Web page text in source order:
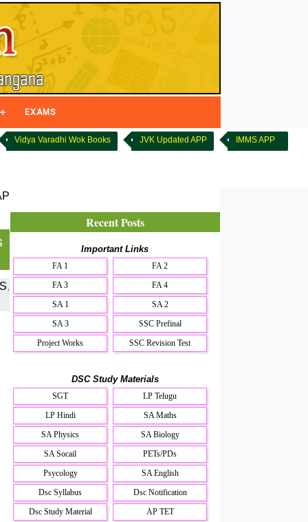
EXAMS
Vidya Varadhi Wok Books JVK Updated APP IMMS APP
,
Recent Posts
Important Links
FA 1
FA 2
FA 3
FA 4
SA 1
SA 2
SA 3
SSC Prefinal
Project Works
SSC Revision Test
DSC Study Materials
SGT
LP Telugu
LP Hindi
SA Maths
SA Physics
SA Biology
SA Socail
PETs/PDs
Psycology
SA English
Dsc Syllabus
Dsc Notification
Dsc Study Material
AP TET